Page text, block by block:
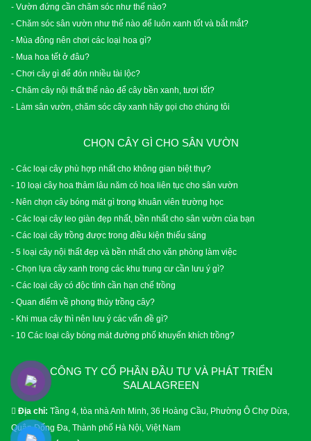
- Vườn đứng cần chăm sóc như thế nào?
- Chăm sóc sân vườn như thế nào để luôn xanh tốt và bắt mắt?
- Mùa đông nên chơi các loại hoa gì?
- Mua hoa tết ở đâu?
- Chơi cây gì để đón nhiều tài lộc?
- Chăm cây nội thất thế nào để cây bền xanh, tươi tốt?
- Làm sân vườn, chăm sóc cây xanh hãy gọi cho chúng tôi
CHỌN CÂY GÌ CHO SÂN VƯỜN
- Các loại cây phù hợp nhất cho không gian biệt thự?
- 10 loại cây hoa thảm lâu năm có hoa liên tục cho sân vườn
- Nên chọn cây bóng mát gì trong khuân viên trường học
- Các loại cây leo giàn đẹp nhất, bền nhất cho sân vườn của bạn
- Các loại cây trồng được trong điều kiện thiếu sáng
- 5 loại cây nội thất đẹp và bền nhất cho văn phòng làm việc
- Chọn lựa cây xanh trong các khu trung cư cần lưu ý gì?
- Các loại cây có độc tính cần hạn chế trồng
- Quan điểm về phong thủy trồng cây?
- Khi mua cây thì nên lưu ý các vấn đề gì?
- 10 Các loại cây bóng mát đường phố khuyến khích trồng?
CÔNG TY CỔ PHẦN ĐẦU TƯ VÀ PHÁT TRIỂN
SALALAGREEN
Địa chỉ: Tầng 4, tòa nhà Anh Minh, 36 Hoàng Cầu, Phường Ô Chợ Dừa,
Quận Đống Đa, Thành phố Hà Nội, Việt Nam